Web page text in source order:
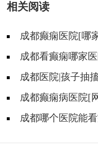
相关阅读
成都癫痫医院[哪
成都看癫痫哪家
活中容易被忽视的癫
成都医院|孩子抽
治好吗?
成都癫痫病医院[
要点有哪些?
成都哪个医院能